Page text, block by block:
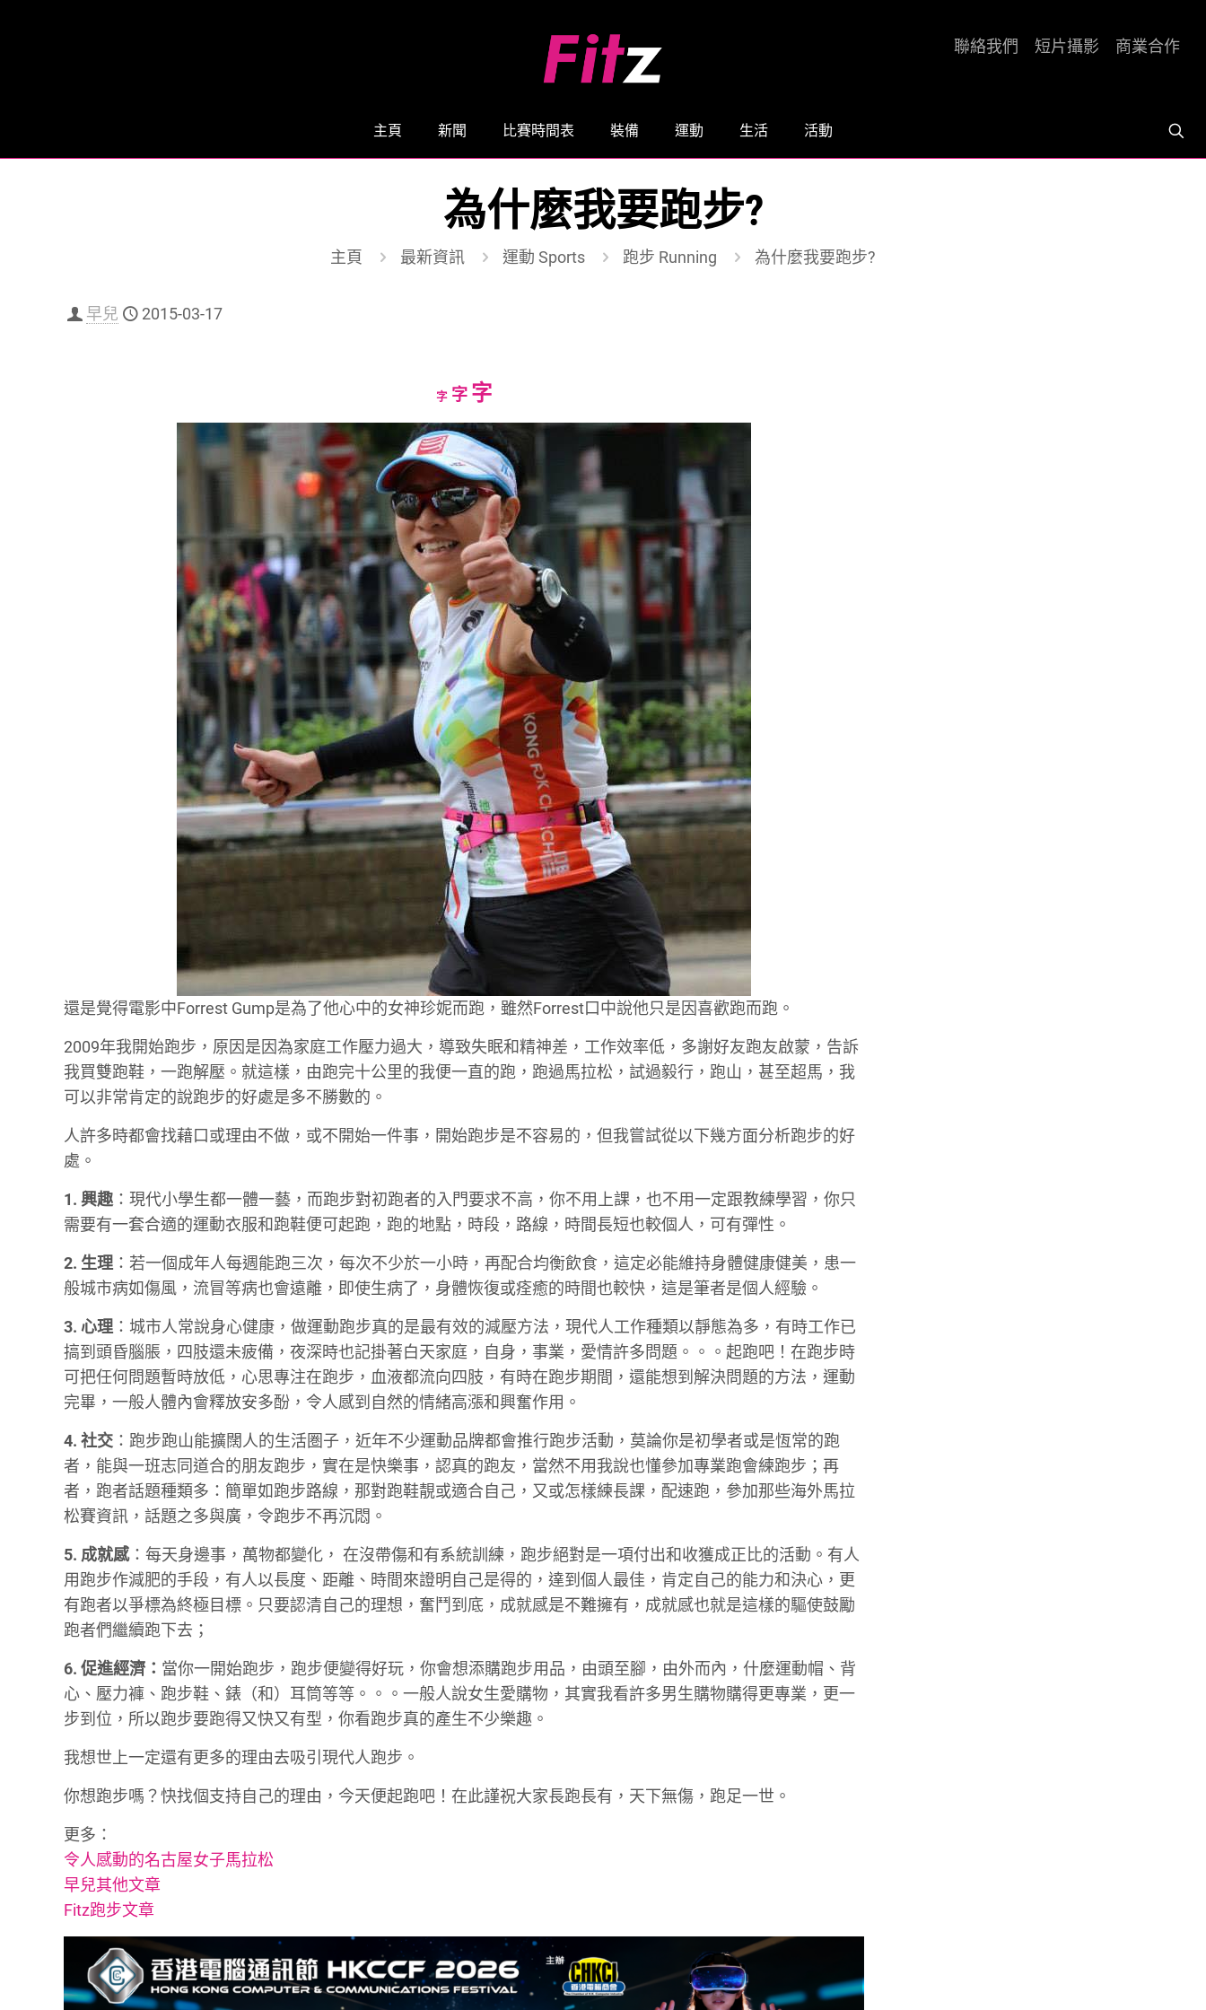
主頁 新聞 比賽時間表 裝備 運動 生活 活動
聯絡我們 短片攝影 商業合作
為什麼我要跑步?
主頁 最新資訊 運動 Sports 跑步 Running 為什麼我要跑步?
早兒 2015-03-17
字Decrease
size.
字Reset
size.
字Increase
font
size.
還是覺得電影中Forrest Gump是為了他心中的女神珍妮而跑，雖然Forrest口中說他只是因喜歡跑而跑。
2009年我開始跑步，原因是因為家庭工作壓力過大，導致失眠和精神差，工作效率低，多謝好友跑友啟蒙，告訴
我買雙跑鞋，一跑解壓。就這樣，由跑完十公里的我便一直的跑，跑過馬拉松，試過毅行，跑山，甚至超馬，我
可以非常肯定的說跑步的好處是多不勝數的。
人許多時都會找藉口或理由不做，或不開始一件事，開始跑步是不容易的，但我嘗試從以下幾方面分析跑步的好
處。
1. 興趣 ：現代小學生都一體一藝，而跑步對初跑者的入門要求不高，你不用上課，也不用一定跟教練學習，你只
需要有一套合適的運動衣服和跑鞋便可起跑，跑的地點，時段，路線，時間長短也較個人，可有彈性。
2. 生理 ：若一個成年人每週能跑三次，每次不少於一小時，再配合均衡飲食，這定必能維持身體健康健美，患一
般城市病如傷風，流冒等病也會遠離，即使生病了，身體恢復或痊癒的時間也較快，這是筆者是個人經驗。
3. 心理 ：城市人常說身心健康，做運動跑步真的是最有效的減壓方法，現代人工作種類以靜態為多，有時工作已
搞到頭昏腦脹，四肢還未疲備，夜深時也記掛著白天家庭，自身，事業，愛情許多問題。。。起跑吧！在跑步時
可把任何問題暫時放低，心思專注在跑步，血液都流向四肢，有時在跑步期間，還能想到解決問題的方法，運動
完畢，一般人體內會釋放安多酚，令人感到自然的情緒高漲和興奮作用。
4. 社交 ：跑步跑山能擴闊人的生活圏子，近年不少運動品牌都會推行跑步活動，莫論你是初學者或是恆常的跑
者，能與一班志同道合的朋友跑步，實在是快樂事，認真的跑友，當然不用我說也懂參加專業跑會練跑步；再
者，跑者話題種類多：簡單如跑步路線，那對跑鞋靚或適合自己，又或怎樣練長課，配速跑，參加那些海外馬拉
松賽資訊，話題之多與廣，令跑步不再沉悶。
5. 成就感：每天身邊事，萬物都變化， 在沒帶傷和有系統訓練，跑步絕對是一項付出和收獲成正比的活動。有人
用跑步作減肥的手段，有人以長度、距離、時間來證明自己是得的，達到個人最佳，肯定自己的能力和決心，更
有跑者以爭標為終極目標。只要認清自己的理想，奮鬥到底，成就感是不難擁有，成就感也就是這樣的驅使鼓勵
跑者們繼續跑下去；
6. 促進經濟： 當你一開始跑步，跑步便變得好玩，你會想添購跑步用品，由頭至腳，由外而內，什麼運動帽、背
心、壓力褲、跑步鞋、錶（和）耳筒等等。。。一般人說女生愛購物，其實我看許多男生購物購得更專業，更一
步到位，所以跑步要跑得又快又有型，你看跑步真的產生不少樂趣。
我想世上一定還有更多的理由去吸引現代人跑步。
你想跑步嗎？快找個支持自己的理由，今天便起跑吧！在此謹祝大家長跑長有，天下無傷，跑足一世。
更多：
令人感動的名古屋女子馬拉松
早兒其他文章
Fitz跑步文章